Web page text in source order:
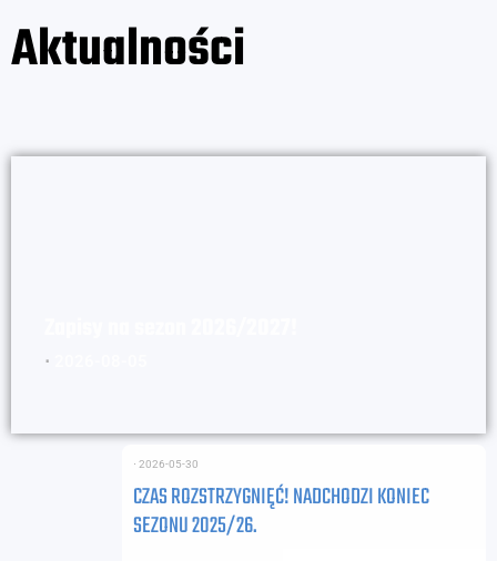
Aktualności
⋅
CZAS ROZSTRZYGNIĘĆ! NADCHODZI KONIEC
SEZONU 2025/26.
⋅ 2026-05-30